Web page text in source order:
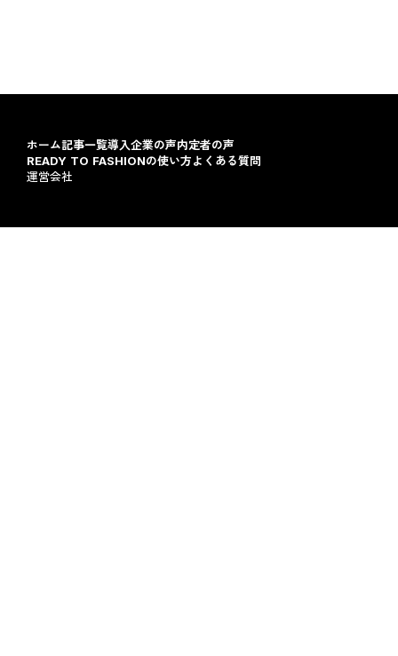
ホーム記事一覧導入企業の声内定者の声
READY TO FASHIONの使い方よくある質問
運営会社